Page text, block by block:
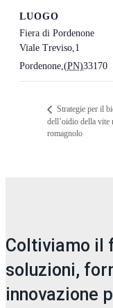
LUOGO
Fiera di Pordenone
Viale Treviso,1
Pordenone (PN)33170
Strategie per il
dell’oidio della vite
romagnolo
Coltiviamo il
soluzioni,
innovazione